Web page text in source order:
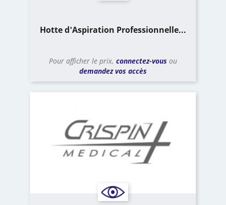
Hotte d'Aspiration Professionnelle...
Pour afficher le prix, connectez-vous ou
demandez vos accès